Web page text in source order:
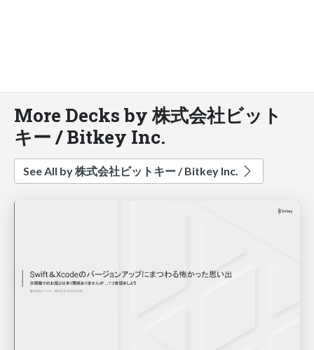
More Decks by 株式会社ビット
キー / Bitkey Inc.
See All by 株式会社ビットキー / Bitkey Inc.